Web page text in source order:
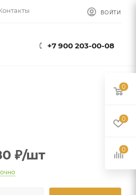
ВОЙТИ
+7 900 203-00-08
₽/шт
0
0
0